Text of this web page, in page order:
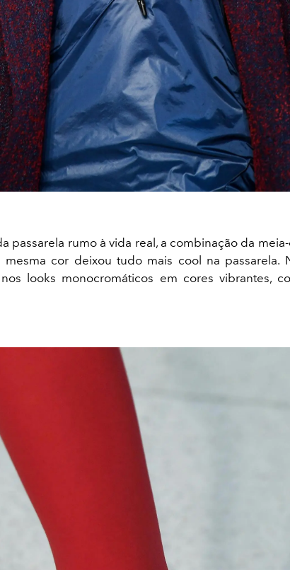
passarela rumo à vida real, a combinação da
mesma cor deixou tudo mais cool na passarela.
looks monocromáticos em cores vibrantes,